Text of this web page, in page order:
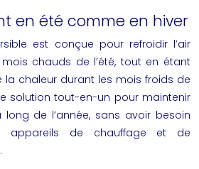
en été comme en hiver
est conçue pour refroidir l’air
chauds de l’été, tout en étant
la chaleur durant les mois froids de
solution tout-en-un pour maintenir
de l’année, sans avoir besoin
appareils de chauffage et de